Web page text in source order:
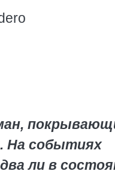
На событиях
ли в